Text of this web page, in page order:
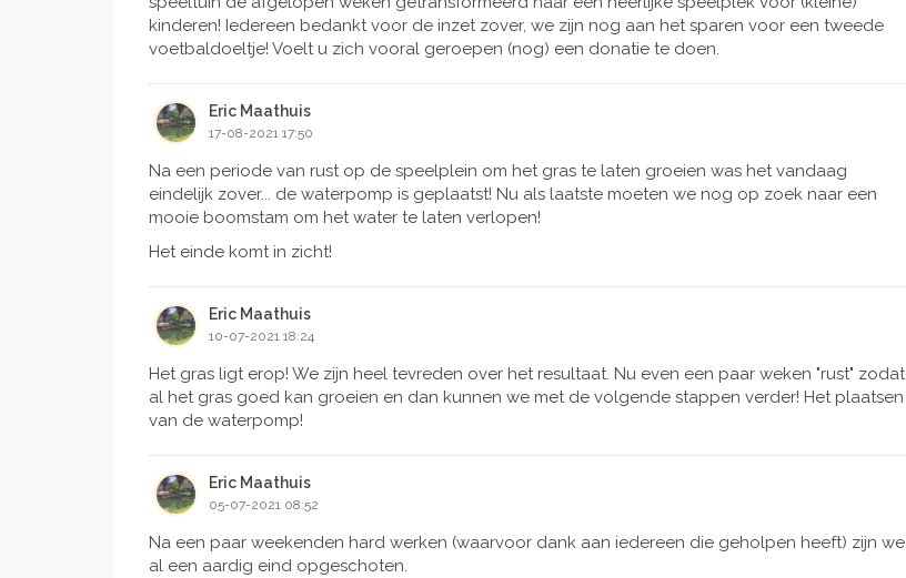
enthousiasme hebben kunnen aanwakkeren!
kinderen! Iedereen bedankt voor de inzet zover, we zijn nog aan het sparen voor een tweede
voetbaldoeltje! Voelt u zich vooral geroepen (nog) een donatie te doen.
Eric Maathuis
17-08-2021 17:50
Na een periode van rust op de speelplein om het gras te laten groeien was het vandaag
eindelijk zover... de waterpomp is geplaatst! Nu als laatste moeten we nog op zoek naar een
mooie boomstam om het water te laten verlopen!
Het einde komt in zicht!
Eric Maathuis
10-07-2021 18:24
Het gras ligt erop! We zijn heel tevreden over het resultaat. Nu even een paar weken "rust" zodat
al het gras goed kan groeien en dan kunnen we met de volgende stappen verder! Het plaatsen
van de waterpomp!
Eric Maathuis
05-07-2021 08:52
Na een paar weekenden hard werken (waarvoor dank aan iedereen die geholpen heeft) zijn we
al een aardig eind opgeschoten.